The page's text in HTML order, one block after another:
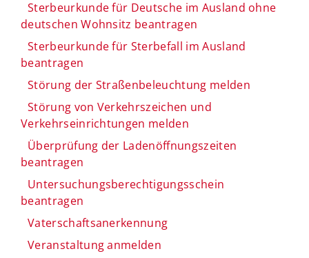
Sterbeurkunde für Deutsche im Ausland ohne
deutschen Wohnsitz beantragen
Sterbeurkunde für Sterbefall im Ausland
beantragen
Störung der Straßenbeleuchtung melden
Störung von Verkehrszeichen und
Verkehrseinrichtungen melden
Überprüfung der Ladenöffnungszeiten
beantragen
Untersuchungsberechtigungsschein
beantragen
Vaterschaftsanerkennung
Veranstaltung anmelden